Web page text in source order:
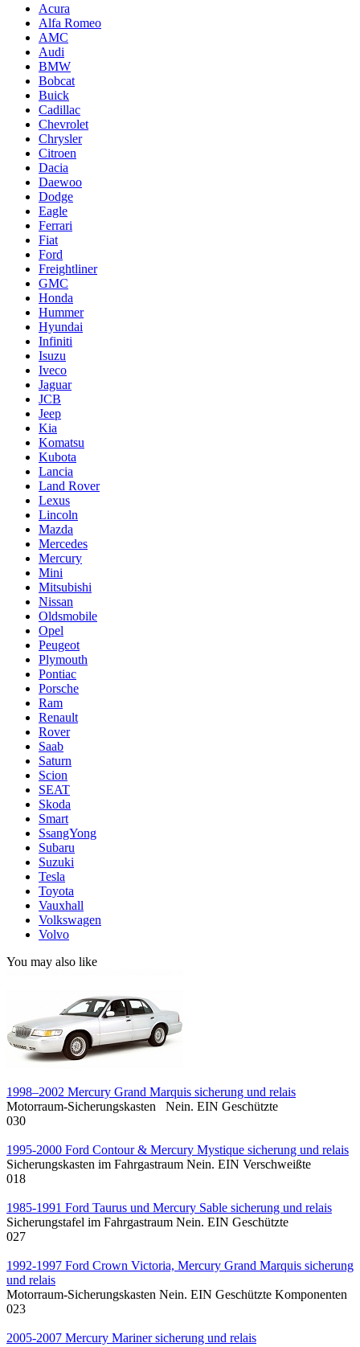
Acura
Alfa Romeo
AMC
Audi
BMW
Bobcat
Buick
Cadillac
Chevrolet
Chrysler
Citroen
Dacia
Daewoo
Dodge
Eagle
Ferrari
Fiat
Ford
Freightliner
GMC
Honda
Hummer
Hyundai
Infiniti
Isuzu
Iveco
Jaguar
JCB
Jeep
Kia
Komatsu
Kubota
Lancia
Land Rover
Lexus
Lincoln
Mazda
Mercedes
Mercury
Mini
Mitsubishi
Nissan
Oldsmobile
Opel
Peugeot
Plymouth
Pontiac
Porsche
Ram
Renault
Rover
Saab
Saturn
Scion
SEAT
Skoda
Smart
SsangYong
Subaru
Suzuki
Tesla
Toyota
Vauxhall
Volkswagen
Volvo
You may also like
1998–2002 Mercury Grand Marquis sicherung und relais
Motorraum-Sicherungskasten Nein. EIN Geschützte
030
1995-2000 Ford Contour & Mercury Mystique sicherung und relais
Sicherungskasten im Fahrgastraum Nein. EIN Verschweißte
018
1985-1991 Ford Taurus und Mercury Sable sicherung und relais
Sicherungstafel im Fahrgastraum Nein. EIN Geschützte
027
1992-1997 Ford Crown Victoria, Mercury Grand Marquis sicherung
und relais
Motorraum-Sicherungskasten Nein. EIN Geschützte Komponenten
023
2005-2007 Mercury Mariner sicherung und relais